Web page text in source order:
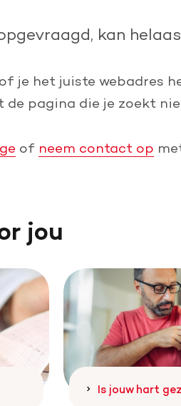
kan
je het juiste webadres
de pagina die je zoekt
of neem contact op
jou
Is jouw hart